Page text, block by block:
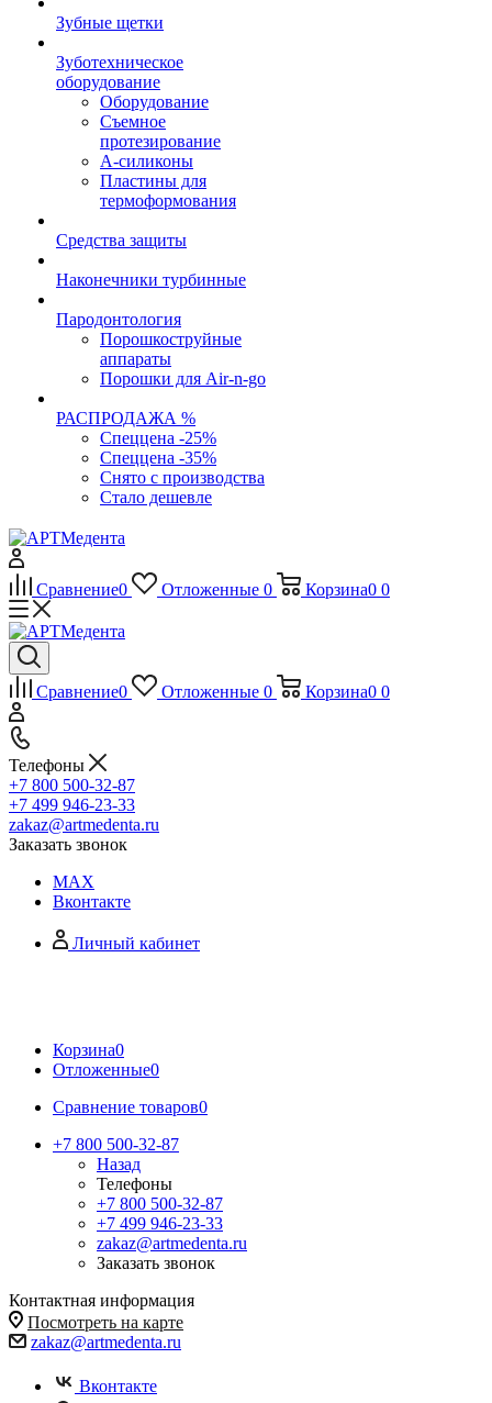
Зубные щетки
Зуботехническое
оборудование
Оборудование
Съемное
протезирование
А-силиконы
Пластины для
термоформования
Средства защиты
Наконечники турбинные
Пародонтология
Порошкоструйные
аппараты
Порошки для Air-n-go
РАСПРОДАЖА %
Спеццена -25%
Спеццена -35%
Снято с производства
Стало дешевле
Сравнение0 Отложенные 0 Корзина0 0
Сравнение0 Отложенные 0 Корзина0 0
Телефоны
+7 800 500-32-87
+7 499 946-23-33
zakaz@artmedenta.ru
Заказать звонок
MAX
Вконтакте
Личный кабинет
Корзина0
Отложенные0
Сравнение товаров0
+7 800 500-32-87
Назад
Телефоны
+7 800 500-32-87
+7 499 946-23-33
zakaz@artmedenta.ru
Заказать звонок
Контактная информация
Посмотреть на карте
zakaz@artmedenta.ru
Вконтакте